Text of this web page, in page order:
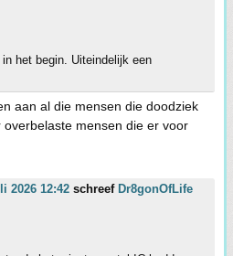
het begin. Uiteindelijk een
aan al die mensen die doodziek
mensen die er voor
2026 12:42 schreef Dr8gonOfLife